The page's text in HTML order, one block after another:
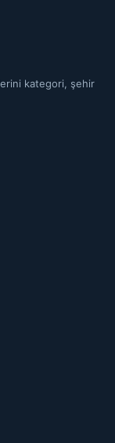
kategori, şehir